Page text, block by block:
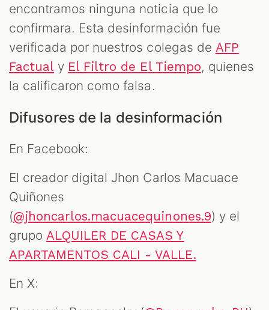
encontramos ninguna noticia que lo
confirmara. Esta desinformación fue
verificada por nuestros colegas de AFP
Factual y El Filtro de El Tiempo, quienes
la calificaron como falsa.
Difusores de la desinformación
En Facebook:
El creador digital Jhon Carlos Macuace
Quiñones
(@jhoncarlos.macuacequinones.9) y el
grupo ALQUILER DE CASAS Y
APARTAMENTOS CALI - VALLE.
En X: